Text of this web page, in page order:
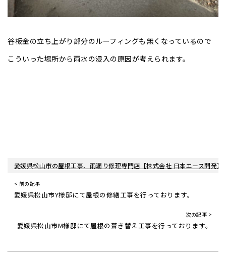
谷板金の立ち上がり部分のルーフィングも無くなっているので
こういった場所から雨水の浸入の原因が考えられます。
愛媛県松山市の屋根工事、雨漏り修理専門店【株式会社 日本エース開発】
< 前の記事
愛媛県松山市Y様邸にて屋根の修繕工事を行っております。
次の記事 >
愛媛県松山市M様邸にて屋根の葺き替え工事を行っております。